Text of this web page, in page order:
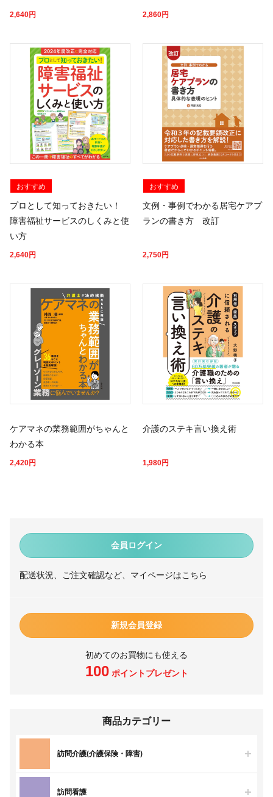
会員ログイン
配送状況、ご注文確認など、マイページはこちら
新規会員登録
初めてのお買物にも使える
100ポイントプレゼント
商品カテゴリー
訪問介護(介護保険・障害)
訪問看護
2,640円 2,860円
おすすめ
プロとして知っておきたい！
障害福祉サービスのしくみと使
い方
2,640円
おすすめ
文例・事例でわかる居宅ケアプ
ランの書き方 改訂
2,750円
ケアマネの業務範囲がちゃんと
わかる本
2,420円
介護のステキ言い換え術
1,980円